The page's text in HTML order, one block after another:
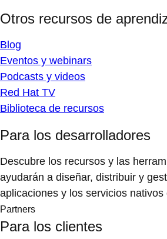
Otros recursos de
Blog
Eventos y webinars
Podcasts y videos
Red Hat TV
Biblioteca de recursos
Para los desarrolladores
Descubre los recursos y las
ayudarán a diseñar, distribuir y
aplicaciones y los servicios nativos
Partners
Para los clientes